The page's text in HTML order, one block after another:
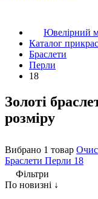
Ювелірний
Каталог прикрас
Браслети
Перли
18
Золоті
розміру
Вибрано 1 товар
Браслети Перли 18
Фільтри
По новизні ↓